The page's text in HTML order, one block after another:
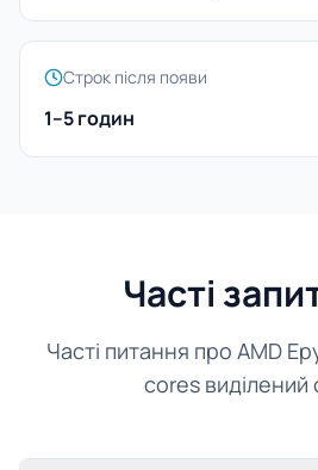
Строк після появи
1–5 годин
Часті
Часті питання про AMD
cores виділений